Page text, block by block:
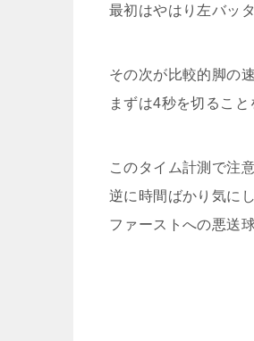
最初はやはり左バッ
その次が比較的脚の
まずは4秒を切ること
このタイム計測で注
逆に時間ばかり気に
ファーストへの悪送